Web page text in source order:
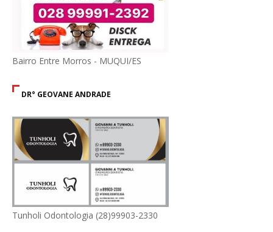
Bairro Entre Morros - MUQUI/ES
DR° GEOVANE ANDRADE
Tunholi Odontologia (28)99903-2330